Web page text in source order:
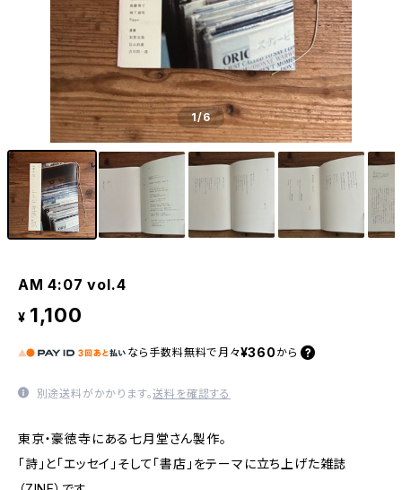
1/6
AM 4:07 vol.4
¥ 1,100
なら 手数料無料で 月々¥360 から
別途送料がかかります。送料を確認する
東京・豪徳寺にある七月堂さん製作。
「詩」と「エッセイ」そして「書店」をテーマに立ち上げた雑誌